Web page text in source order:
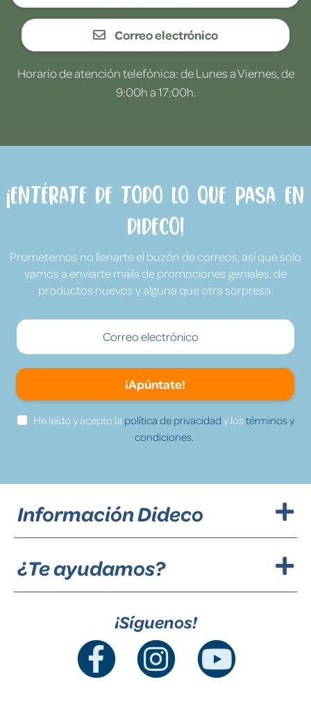
Correo electrónico
Horario de atención telefónica: de Lunes a Viernes, de
9:00h a 17:00h.
¡Entérate de todo lo que pasa en
Dideco!
Prometemos no llenarte el buzón de correos, así que solo
vamos a enviarte mails de promociones geniales, de
productos nuevos y alguna que otra sorpresa.
¡Apúntate!
He leído y acepto la política de privacidad y lostérminos y
condiciones.
Información Dideco
¿Te ayudamos?
¡Síguenos!